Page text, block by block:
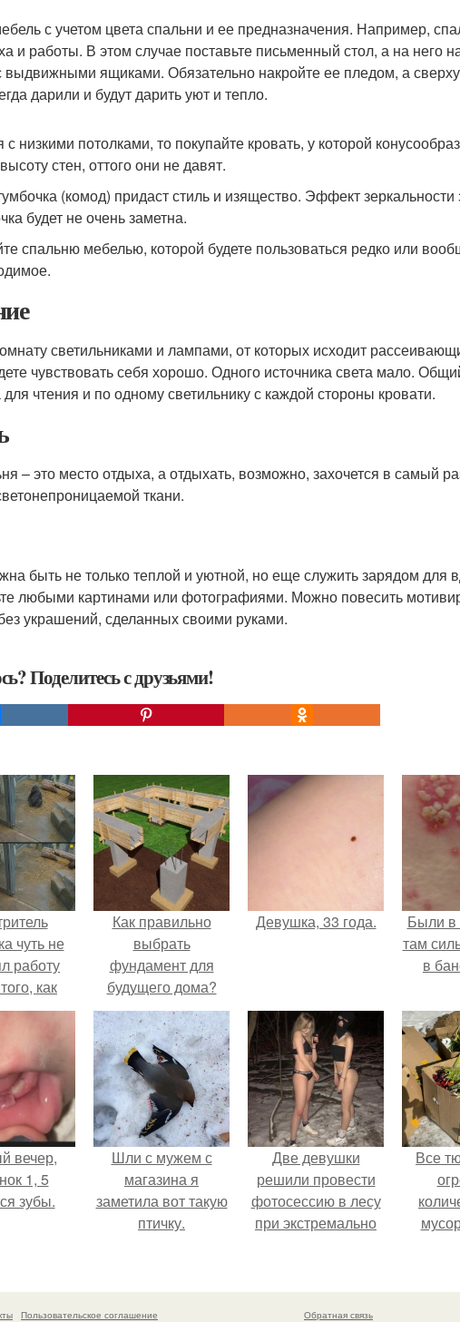
с учетом цвета спальни и ее предназначения. Например,
и работы. В этом случае поставьте письменный стол, а на него
выдвижными ящиками. Обязательно накройте ее пледом, а
дарили и будут дарить уют и тепло.
с низкими потолками, то покупайте кровать, у которой
стен, оттого они не давят.
(комод) придаст стиль и изящество. Эффект зеркальности
будет не очень заметна.
спальню мебелью, которой будете пользоваться редко или
светильниками и лампами, от которых исходит
чувствовать себя хорошо. Одного источника света мало.
для чтения и по одному светильнику с каждой стороны кровати.
– это место отдыха, а отдыхать, возможно, захочется в самый
ткани.
быть не только теплой и уютной, но еще служить зарядом для
любыми картинами или фотографиями. Можно повесить
украшений, сделанных своими руками.
Поделитесь с друзьями!
чуть не
работу
как
в
горилле.
Как правильно
выбрать
фундамент для
будущего дома?
Девушка, 33 года.
Были в
там
в
вечер,
1, 5
зубы.
Шли с мужем с
магазина я
заметила вот такую
птичку.
Две девушки
решили провести
фотосессию в лесу
при экстремально
достигавших - 35
градусов.
Все
Пользовательское соглашение Обратная связь